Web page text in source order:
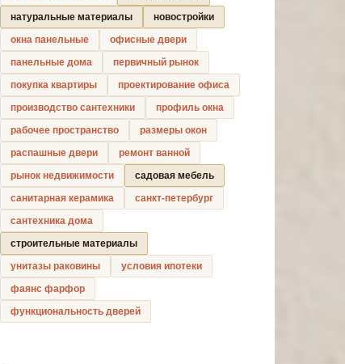
натуральные материалы
новостройки
окна панельные
офисные двери
панельные дома
первичный рынок
покупка квартиры
проектирование офиса
производство сантехники
профиль окна
рабочее пространство
размеры окон
распашные двери
ремонт ванной
рынок недвижимости
садовая мебель
санитарная керамика
санкт-петербург
сантехника дома
строительные материалы
унитазы раковины
условия ипотеки
фаянс фарфор
функциональность дверей